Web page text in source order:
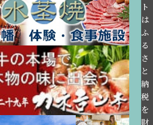
ト
は
ふ
る
さ
と
納
税
を
財